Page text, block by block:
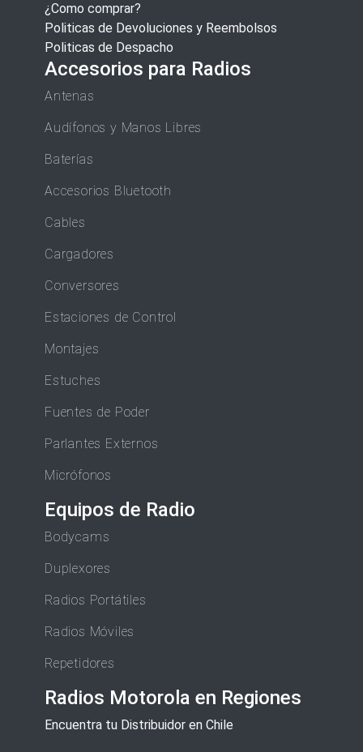
¿Como comprar?
Politicas de Devoluciones y Reembolsos
Politicas de Despacho
Accesorios para Radios
Antenas
Audífonos y Manos Libres
Baterías
Accesorios Bluetooth
Cables
Cargadores
Conversores
Estaciones de Control
Montajes
Estuches
Fuentes de Poder
Parlantes Externos
Micrófonos
Equipos de Radio
Bodycams
Duplexores
Radios Portátiles
Radios Móviles
Repetidores
Radios Motorola en Regiones
Encuentra tu Distribuidor en Chile